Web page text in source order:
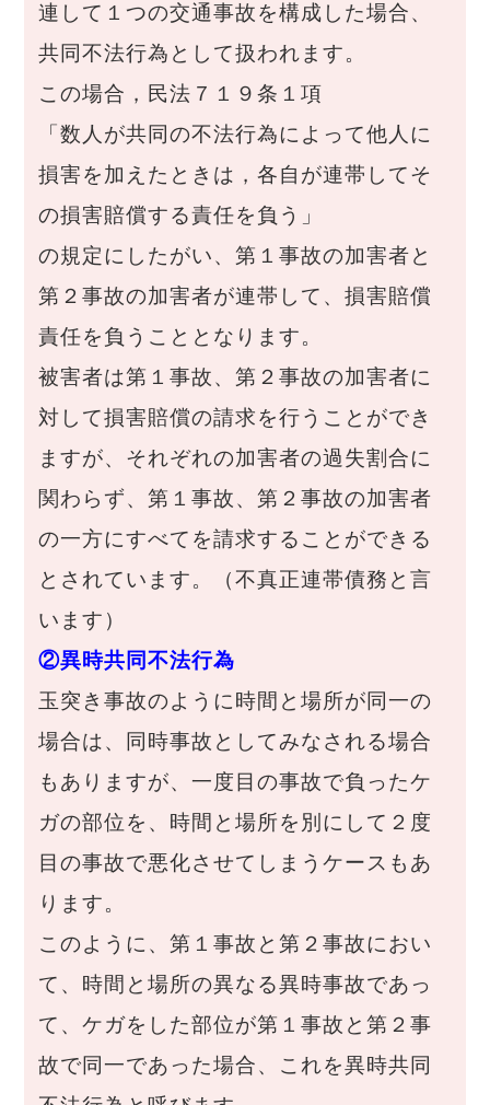
連して１つの交通事故を構成した場合、
共同不法行為として扱われます。
この場合，民法７１９条１項
「数人が共同の不法行為によって他人に
損害を加えたときは，各自が連帯してそ
の損害賠償する責任を負う」
の規定にしたがい、第１事故の加害者と
第２事故の加害者が連帯して、損害賠償
責任を負うこととなります。
被害者は第１事故、第２事故の加害者に
対して損害賠償の請求を行うことができ
ますが、それぞれの加害者の過失割合に
関わらず、第１事故、第２事故の加害者
の一方にすべてを請求することができる
とされています。（不真正連帯債務と言
います）
②異時共同不法行為
玉突き事故のように時間と場所が同一の
場合は、同時事故としてみなされる場合
もありますが、一度目の事故で負ったケ
ガの部位を、時間と場所を別にして２度
目の事故で悪化させてしまうケースもあ
ります。
このように、第１事故と第２事故におい
て、時間と場所の異なる異時事故であっ
て、ケガをした部位が第１事故と第２事
故で同一であった場合、これを異時共同